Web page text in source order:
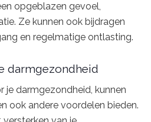
opgeblazen gevoel,
Ze kunnen ook bijdragen
en regelmatige ontlasting.
darmgezondheid
je darmgezondheid, kunnen
ook andere voordelen bieden.